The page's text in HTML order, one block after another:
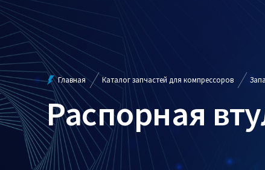
Главная Каталог запчастей для компрессоров
Распорная